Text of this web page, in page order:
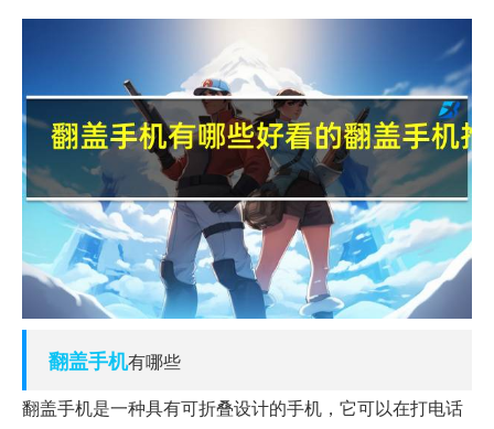
翻盖手机有哪些
翻盖手机是一种具有可折叠设计的手机，它可以在打电话